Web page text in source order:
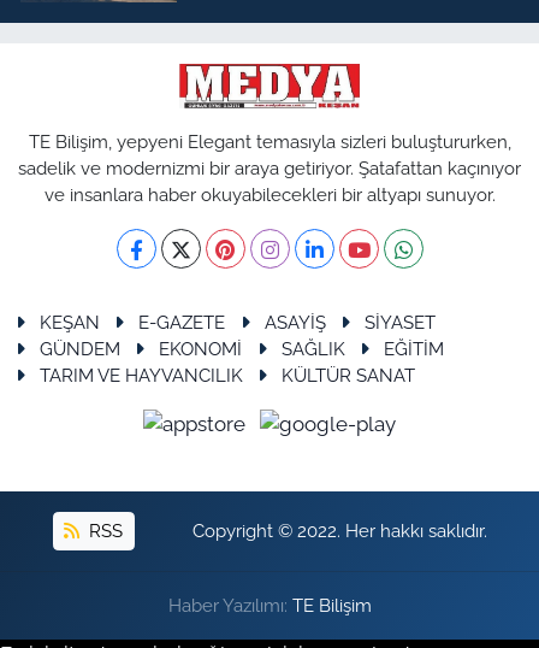
TE Bilişim, yepyeni Elegant temasıyla sizleri buluştururken,
sadelik ve modernizmi bir araya getiriyor. Şatafattan kaçınıyor
ve insanlara haber okuyabilecekleri bir altyapı sunuyor.
KEŞAN E-GAZETE ASAYİŞ
SİYASET
GÜNDEM
EKONOMİ SAĞLIK
EĞİTİM
TARIM VE HAYVANCILIK
KÜLTÜR SANAT
RSS Copyright © 2022. Her hakkı saklıdır.
Haber Yazılımı: TE Bilişim